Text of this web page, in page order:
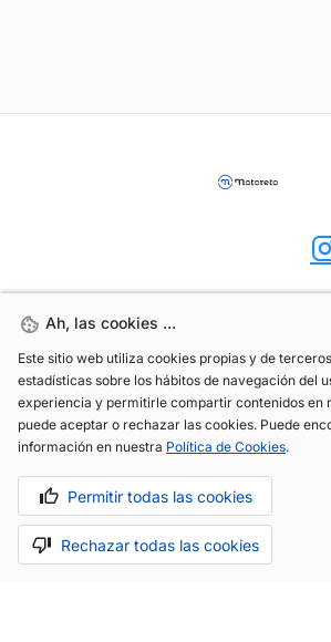
Ah, las cookies ...
Este sitio web utiliza cookies propias y de
estadísticas sobre los hábitos de navegación del
experiencia y permitirle compartir contenidos en
puede aceptar o rechazar las cookies. Puede
información en nuestra Política de Cookies.
Permitir todas las cookies
Rechazar todas las cookies
Ah, las cookies ...
Este sitio web utiliza cookies propias y de
estadísticas sobre los hábitos de navegación del
experiencia y permitirle compartir contenidos en
puede aceptar o rechazar las cookies. Puede
información en nuestra Política de Cookies.
Permitir todas las cookies
Rechazar todas las cookies
Aviso legal Política de cookies